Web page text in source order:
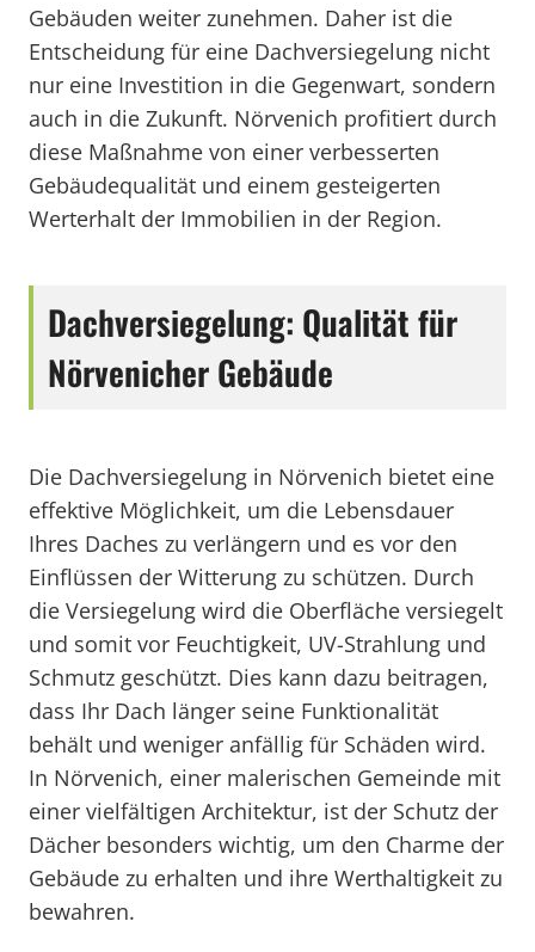
Gebäuden weiter zunehmen. Daher ist die
Entscheidung für eine Dachversiegelung nicht
nur eine Investition in die Gegenwart, sondern
auch in die Zukunft. Nörvenich profitiert durch
diese Maßnahme von einer verbesserten
Gebäudequalität und einem gesteigerten
Werterhalt der Immobilien in der Region.
Dachversiegelung: Qualität für
Nörvenicher Gebäude
Die Dachversiegelung in Nörvenich bietet eine
effektive Möglichkeit, um die Lebensdauer
Ihres Daches zu verlängern und es vor den
Einflüssen der Witterung zu schützen. Durch
die Versiegelung wird die Oberfläche versiegelt
und somit vor Feuchtigkeit, UV-Strahlung und
Schmutz geschützt. Dies kann dazu beitragen,
dass Ihr Dach länger seine Funktionalität
behält und weniger anfällig für Schäden wird.
In Nörvenich, einer malerischen Gemeinde mit
einer vielfältigen Architektur, ist der Schutz der
Dächer besonders wichtig, um den Charme der
Gebäude zu erhalten und ihre Werthaltigkeit zu
bewahren.